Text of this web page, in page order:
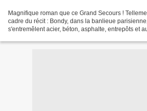
Magnifique roman que ce Grand Secours !
cadre du récit : Bondy, dans la banlieue
s'entremêlent acier, béton, asphalte, entrepôts et